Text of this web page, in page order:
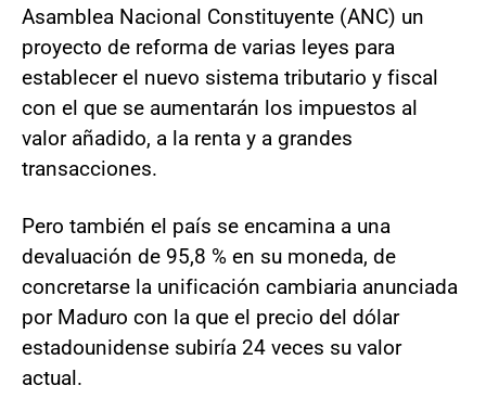
Asamblea Nacional Constituyente (ANC) un
proyecto de reforma de varias leyes para
establecer el nuevo sistema tributario y fiscal
con el que se aumentarán los impuestos al
valor añadido, a la renta y a grandes
transacciones.
Pero también el país se encamina a una
devaluación de 95,8 % en su moneda, de
concretarse la unificación cambiaria anunciada
por Maduro con la que el precio del dólar
estadounidense subiría 24 veces su valor
actual.